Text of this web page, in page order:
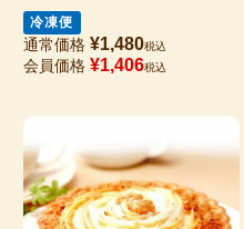
冷凍便
通常価格 ¥1,480税込
会員価格 ¥1,406税込